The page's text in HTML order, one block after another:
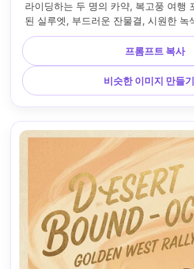
라이딩하는 두 명의 카약, 복고풍 여행
된 실루엣, 부드러운 잔물결, 시원한 녹
트, 하프톤 그레인, 큰 위치 제목을 위
표선, 깨끗한 테두리, 포스터 준비 프린
얕은 피사계 깊이, 부드러운 영
프롬프트 복사
비슷한 이미지 만들